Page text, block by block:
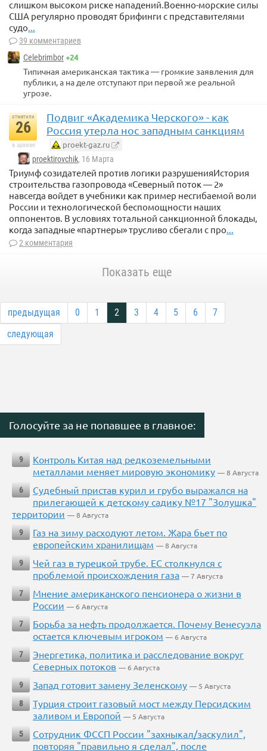
слишком высоком риске нападений.Военно-морские силы
США регулярно проводят брифинги с представителями
судо
39 комментариев
Celebrimbor+24
Типичная американская тактика — громкие заявления для
публики, а на деле отступают при первой же реальной
угрозе.
отметили
26
в архиве
Подвиг «Академика Черского» - как
Россия утерла нос западным санкциям
proekt-gaz.ru
proektirovchik, 16 Марта
Триумф созидателей против логики разрушенияИстория
строительства газопровода «Северный поток — 2»
навсегда войдет в учебники как пример несгибаемой воли
России и технологической беспомощности наших
оппонентов. В условиях тотальной санкционной блокады,
когда западные «партнеры» трусливо сбегали с про...
2 комментария
Показать еще
предыдущая 0 1 2 3 4 5 6
7
следующая
Голосуйте за не попавшее в главное:
9
Контроль Китая над редкоземельными
металлами меняет мировую экономику — 8 Августа
6
Судебный пристав курил и грубо выражался на
прилегающей к детскому садику №17 "Золушка"
территории — 8 Августа
9
Газ на зиму расходуют летом. Жара бьет по
европейским хранилищам — 8 Августа
9
Чей газ в турецкой трубе. ЕС столкнулся с
проблемой происхождения газа — 7 Августа
7
Мнение американского пенсионера о жизни в
России — 6 Августа
7
Борьба за нефть продолжается. Почему Венесуэла
остается ключевым игроком — 6 Августа
7
Энергетика, политика и расследование вокруг
Северных потоков — 6 Августа
9
Запад готовит замену Зеленскому — 5 Августа
8
Турция строит газовый мост между Персидским
заливом и Европой — 5 Августа
5
Сотрудник ФССП России "захныкал/заскулил",
повторяя "правильно я сделал", после